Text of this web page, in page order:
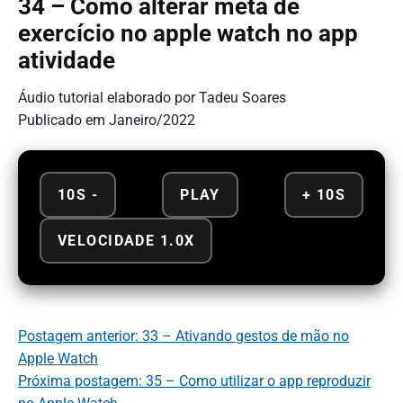
34 – Como alterar meta de
exercício no apple watch no app
atividade
Áudio tutorial elaborado por Tadeu Soares
Publicado em Janeiro/2022
10S - PLAY + 10S
VELOCIDADE 1.0X
Postagem anterior: 33 – Ativando gestos de mão no
Apple Watch
Próxima postagem: 35 – Como utilizar o app reproduzir